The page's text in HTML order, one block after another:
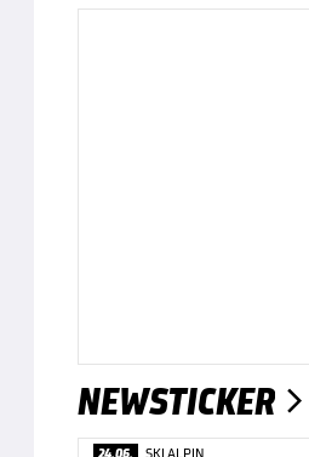
NEWSTICKER 
24.06. SKI ALPIN